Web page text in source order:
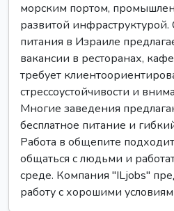
морским портом,
развитой
питания в Израиле
вакансии в ресторанах,
требует
стрессоустойчивости и
Многие заведения
бесплатное питание и
Работа в общепите
общаться с людьми и
среде. Компания "ILjobs"
работу с хорошими